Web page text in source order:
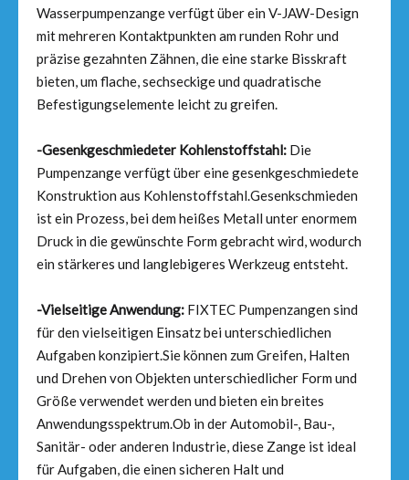
Wasserpumpenzange verfügt über ein V-JAW-Design
mit mehreren Kontaktpunkten am runden Rohr und
präzise gezahnten Zähnen, die eine starke Bisskraft
bieten, um flache, sechseckige und quadratische
Befestigungselemente leicht zu greifen.
-Gesenkgeschmiedeter Kohlenstoffstahl: Die
Pumpenzange verfügt über eine gesenkgeschmiedete
Konstruktion aus Kohlenstoffstahl.Gesenkschmieden
ist ein Prozess, bei dem heißes Metall unter enormem
Druck in die gewünschte Form gebracht wird, wodurch
ein stärkeres und langlebigeres Werkzeug entsteht.
-Vielseitige Anwendung: FIXTEC Pumpenzangen sind
für den vielseitigen Einsatz bei unterschiedlichen
Aufgaben konzipiert.Sie können zum Greifen, Halten
und Drehen von Objekten unterschiedlicher Form und
Größe verwendet werden und bieten ein breites
Anwendungsspektrum.Ob in der Automobil-, Bau-,
Sanitär- oder anderen Industrie, diese Zange ist ideal
für Aufgaben, die einen sicheren Halt und